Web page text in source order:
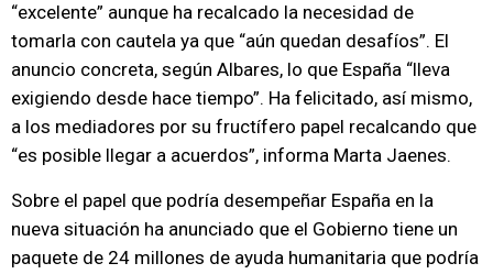
“excelente” aunque ha recalcado la necesidad de
tomarla con cautela ya que “aún quedan desafíos”. El
anuncio concreta, según Albares, lo que España “lleva
exigiendo desde hace tiempo”. Ha felicitado, así mismo,
a los mediadores por su fructífero papel recalcando que
“es posible llegar a acuerdos”, informa Marta Jaenes.
Sobre el papel que podría desempeñar España en la
nueva situación ha anunciado que el Gobierno tiene un
paquete de 24 millones de ayuda humanitaria que podría